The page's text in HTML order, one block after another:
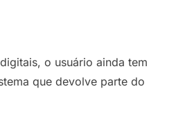
o usuário ainda tem
que devolve parte do